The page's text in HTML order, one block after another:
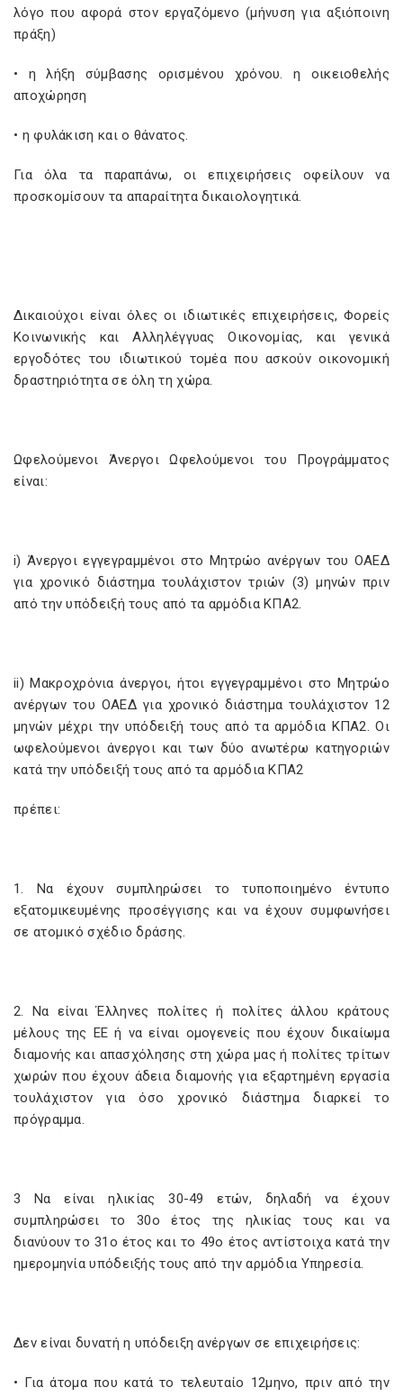
λόγο που αφορά στον εργαζόμενο (μήνυση για αξιόποινη
πράξη)
• η λήξη σύμβασης ορισμένου χρόνου. η οικειοθελής
αποχώρηση
• η φυλάκιση και ο θάνατος.
Για όλα τα παραπάνω, οι επιχειρήσεις οφείλουν να
προσκομίσουν τα απαραίτητα δικαιολογητικά.
Δικαιούχοι είναι όλες οι ιδιωτικές επιχειρήσεις, Φορείς
Κοινωνικής και Αλληλέγγυας Οικονομίας, και γενικά
εργοδότες του ιδιωτικού τομέα που ασκούν οικονομική
δραστηριότητα σε όλη τη χώρα.
Ωφελούμενοι Άνεργοι Ωφελούμενοι του Προγράμματος
είναι:
i) Άνεργοι εγγεγραμμένοι στο Μητρώο ανέργων του ΟΑΕΔ
για χρονικό διάστημα τουλάχιστον τριών (3) μηνών πριν
από την υπόδειξή τους από τα αρμόδια ΚΠΑ2.
ii) Μακροχρόνια άνεργοι, ήτοι εγγεγραμμένοι στο Μητρώο
ανέργων του ΟΑΕΔ για χρονικό διάστημα τουλάχιστον 12
μηνών μέχρι την υπόδειξή τους από τα αρμόδια ΚΠΑ2. Οι
ωφελούμενοι άνεργοι και των δύο ανωτέρω κατηγοριών
κατά την υπόδειξή τους από τα αρμόδια ΚΠΑ2
πρέπει:
1. Να έχουν συμπληρώσει το τυποποιημένο έντυπο
εξατομικευμένης προσέγγισης και να έχουν συμφωνήσει
σε ατομικό σχέδιο δράσης.
2. Να είναι Έλληνες πολίτες ή πολίτες άλλου κράτους
μέλους της ΕΕ ή να είναι ομογενείς που έχουν δικαίωμα
διαμονής και απασχόλησης στη χώρα μας ή πολίτες τρίτων
χωρών που έχουν άδεια διαμονής για εξαρτημένη εργασία
τουλάχιστον για όσο χρονικό διάστημα διαρκεί το
πρόγραμμα.
3 Να είναι ηλικίας 30-49 ετών, δηλαδή να έχουν
συμπληρώσει το 30ο έτος της ηλικίας τους και να
διανύουν το 31ο έτος και το 49ο έτος αντίστοιχα κατά την
ημερομηνία υπόδειξής τους από την αρμόδια Υπηρεσία.
Δεν είναι δυνατή η υπόδειξη ανέργων σε επιχειρήσεις:
• Για άτομα που κατά το τελευταίο 12μηνο, πριν από την